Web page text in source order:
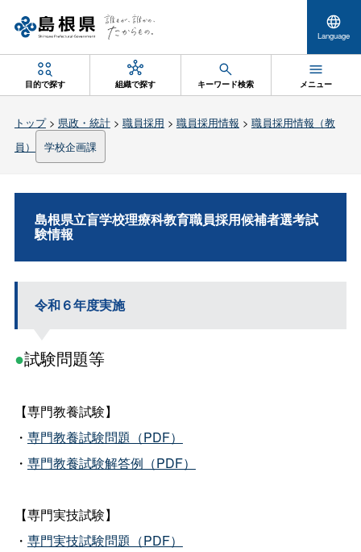
Language
目的で探す 組織で探す キーワード検索 メニュー
トップ> 県政・統計> 職員採用 > 職員採用情報 > 職員採用情報（教
員）
学校企画課
島根県立盲学校理療科教育職員採用候補者選考試
験情報
令和６年度実施
●試験問題等
【専門教養試験】
・ 専門教養試験問題（PDF）
・ 専門教養試験解答例（PDF）
【専門実技試験】
・ 専門実技試験問題（PDF）